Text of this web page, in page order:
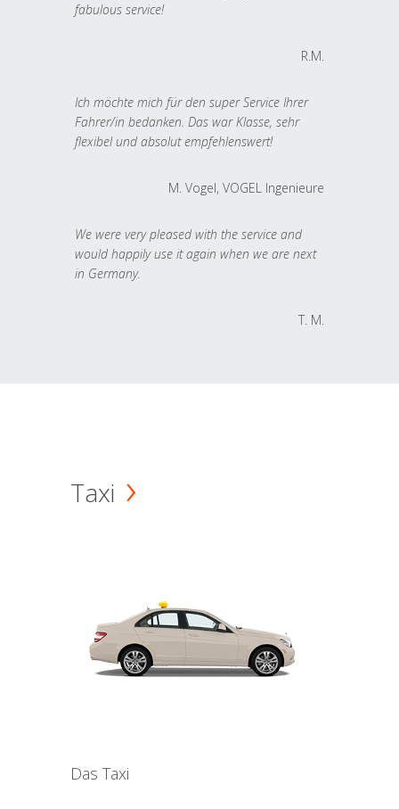
fabulous service!
R.M.
Ich möchte mich für den super Service Ihrer
Fahrer/in bedanken. Das war Klasse, sehr
flexibel und absolut empfehlenswert!
M. Vogel, VOGEL Ingenieure
We were very pleased with the service and
would happily use it again when we are next
in Germany.
T. M.
Taxi
Das Taxi